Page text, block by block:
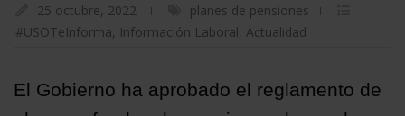
25 octubre, 2022
planes de pensiones
#USOTeInforma, Información Laboral, Actualidad
El Gobierno ha aprobado el reglamento de